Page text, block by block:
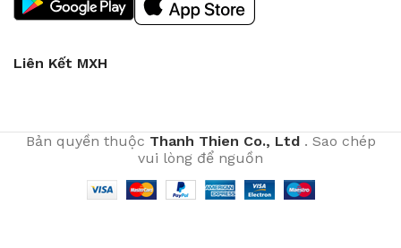
Liên Kết MXH
Bản quyền thuộc Thanh Thien Co., Ltd. Sao chép
vui lòng để nguồn